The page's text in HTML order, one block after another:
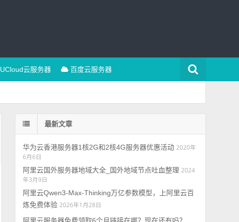
UCloud云服务器 百度云服务器
最新文章
华为云香港服务器1核2G和2核4G服务器优惠活动 2020年
6月6日
阿里云国外服务器地域大全_国外地域节点吐血整理 2024
年3月9日
阿里云Qwen3-Max-Thinking万亿参数模型，上阿里云百
炼免费体验 2026年1月28日